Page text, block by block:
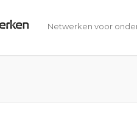
Netwerken voor